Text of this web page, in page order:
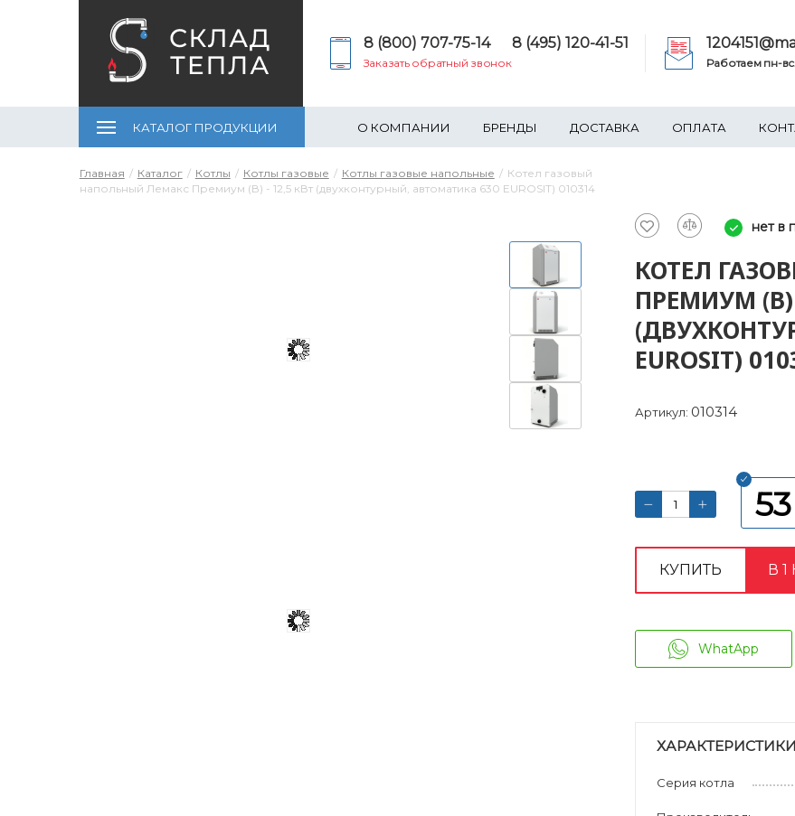
8 (800) 707-75-14 8 (495) 120-41-51
Заказать обратный звонок Работаем пн-
КАТАЛОГ ПРОДУКЦИИ О КОМПАНИИ БРЕНДЫ ДОСТАВКА ОПЛАТА
Главная Каталог Котлы Котлы газовые Котлы газовые напольные
Котел газовый
напольный Лемакс Премиум (В) - 12,5 кВт (двухконтурный, автоматика 630 EUROSIT) 010314
нет в
КОТЕЛ
ПРЕМИУМ (В)
EUROSIT)
Артикул: 010314
КУПИТЬ В
WhatApp
ХАРАКТЕРИСТИКИ
Серия котла